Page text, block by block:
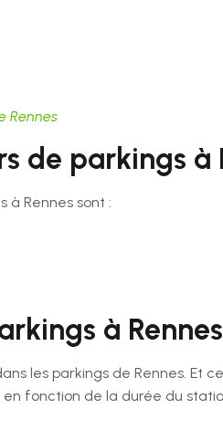
Rennes
de parkings à
à Rennes sont :
à
les parkings de Rennes. Et
fonction de la durée du